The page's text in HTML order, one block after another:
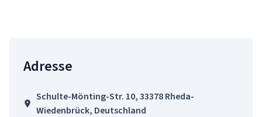
Adresse
Schulte-Mönting-Str. 10, 33378 Rheda-
Wiedenbrück, Deutschland